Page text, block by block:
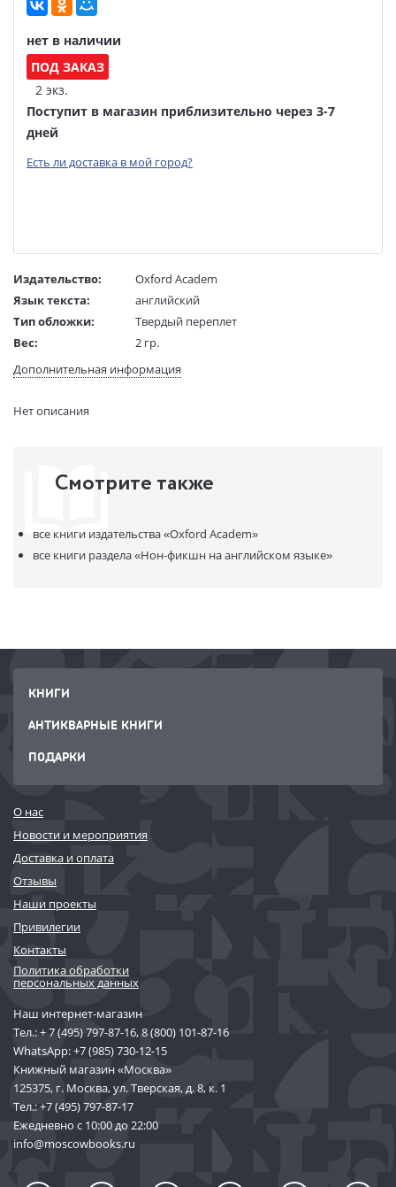
нет в наличии
ПОД ЗАКАЗ
2 экз.
Поступит в магазин приблизительно через 3-7
дней
Есть ли доставка в мой город?
Издательство:
Oxford Academ
Язык текста:
английский
Тип обложки:
Твердый переплет
Вес:
2 гр.
Страниц:
576
Артикул:
Дополнительная информация
Нет описания
Смотрите также
все книги издательства«Oxford Academ»
все книги раздела«Нон-фикшн на английском языке»
КНИГИ
АНТИКВАРНЫЕ КНИГИ
ПОДАРКИ
О нас
Новости и мероприятия
Доставка и оплата
Отзывы
Наши проекты
Привилегии
Контакты
Политика обработки
персональных данных
Наш интернет-магазин
Тел.:+ 7 (495) 797-87-16,8 (800) 101-87-16
WhatsApp:+7 (985) 730-12-15
Книжный магазин «Москва»
125375, г. Москва, ул. Тверская, д. 8, к. 1
Тел.:+7 (495) 797-87-17
Ежедневно с 10:00 до 22:00
info@moscowbooks.ru